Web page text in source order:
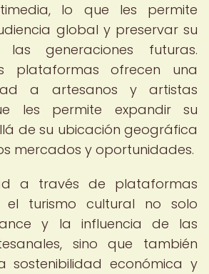
lo que les permite
global y preservar su
generaciones futuras.
plataformas ofrecen una
a artesanos y artistas
les permite expandir su
de su ubicación geográfica
mercados y oportunidades.
a través de plataformas
el turismo cultural no solo
y la influencia de las
sino que también
sostenibilidad económica y